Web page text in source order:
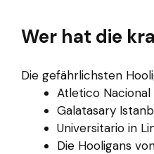
Wer hat die
Die gefährlichsten
Atletico Nacional
Galatasary
Universitario in
Die Hooligans